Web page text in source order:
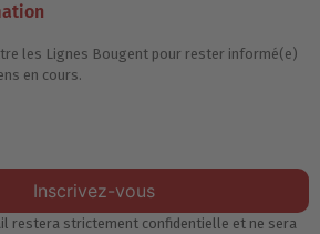
les Lignes Bougent pour rester informé(e)
en cours.
Inscrivez-vous
restera strictement confidentielle et ne sera